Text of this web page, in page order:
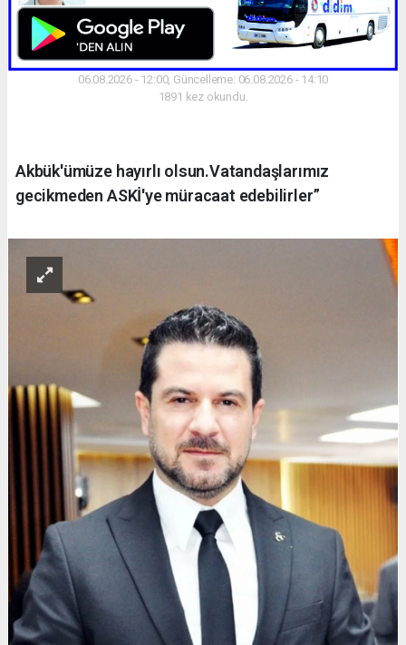
06.08.2026 - 12:00, Güncelleme: 06.08.2026 - 14:10
1891 kez okundu.
Akbük'ümüze hayırlı olsun.Vatandaşlarımız
gecikmeden ASKİ'ye müracaat edebilirler”